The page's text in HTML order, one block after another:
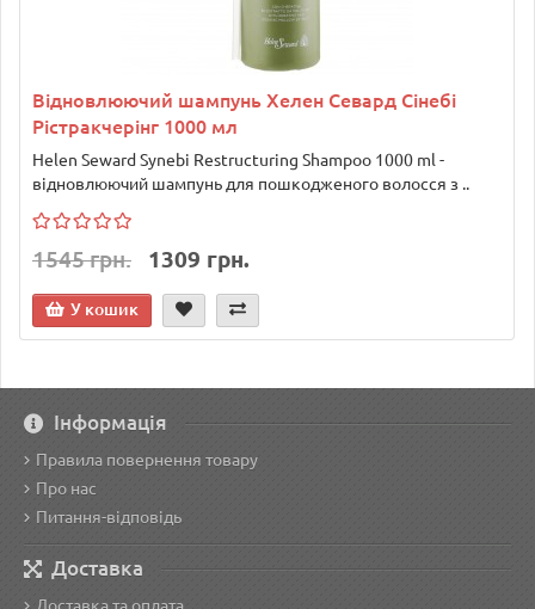
Відновлюючий шампунь Хелен Севард Сінебі
Рістракчерінг 1000 мл
Helen Seward Synebi Restructuring Shampoo 1000 ml -
відновлюючий шампунь для пошкодженого волосся з ..
1545 грн. 1309 грн.
У кошик
Інформація
Правила повернення товару
Про нас
Питання-відповідь
Доставка